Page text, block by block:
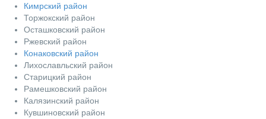
Кимрский район
Торжокский район
Осташковский район
Ржевский район
Конаковский район
Лихославльский район
Старицкий район
Рамешковский район
Калязинский район
Кувшиновский район